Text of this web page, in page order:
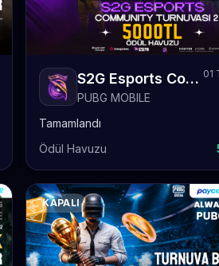
S2G Esports Community Turnuvası 2
PUBG MOBILE
01
Tamamlandı
Ödül Havuzu
KAPALI